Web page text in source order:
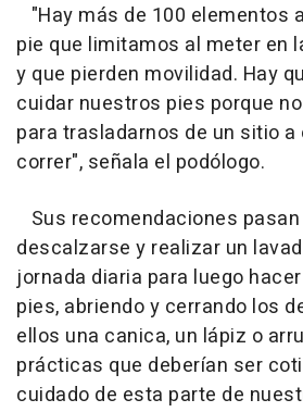
"Hay más de 100 elementos
pie que limitamos al meter en
y que pierden movilidad. Hay
cuidar nuestros pies porque
para trasladarnos de un sitio a
correr", señala el podólogo.
Sus recomendaciones
descalzarse y realizar un
jornada diaria para luego
pies, abriendo y cerrando los
ellos una canica, un lápiz o
prácticas que deberían ser
cuidado de esta parte de